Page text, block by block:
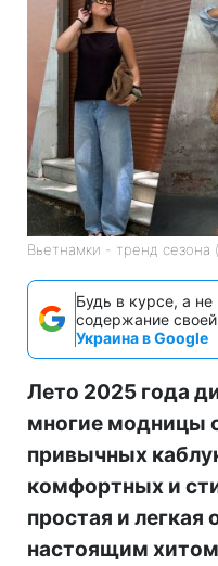
Вьетнамки - тренд сезона
Будь в курсе, а
содержание своей
Украина в Google
Лето 2025 года
многие модницы
привычных
комфортных и
простая и легкая
настоящим хитом